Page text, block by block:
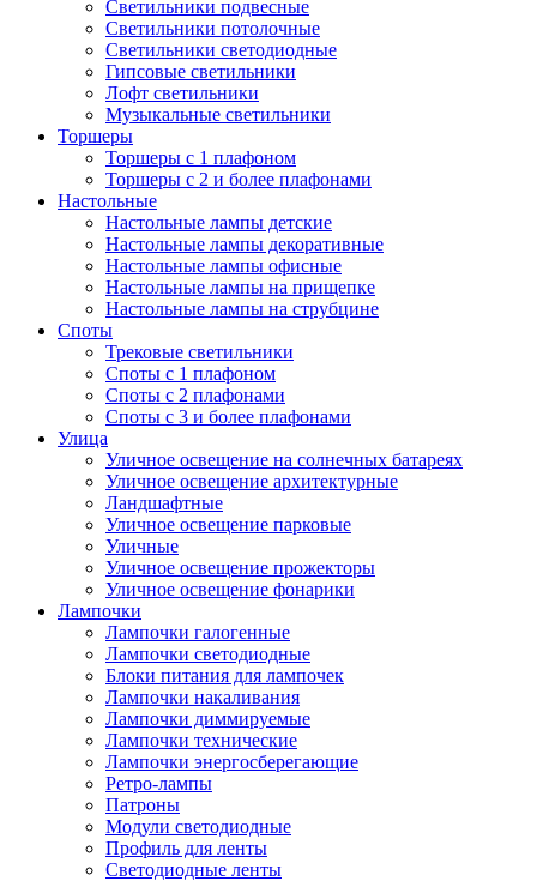
Светильники подвесные
Светильники потолочные
Светильники светодиодные
Гипсовые светильники
Лофт светильники
Музыкальные светильники
Торшеры
Торшеры с 1 плафоном
Торшеры с 2 и более плафонами
Настольные
Настольные лампы детские
Настольные лампы декоративные
Настольные лампы офисные
Настольные лампы на прищепке
Настольные лампы на струбцине
Споты
Трековые светильники
Споты с 1 плафоном
Споты с 2 плафонами
Споты с 3 и более плафонами
Улица
Уличное освещение на солнечных батареях
Уличное освещение архитектурные
Ландшафтные
Уличное освещение парковые
Уличные
Уличное освещение прожекторы
Уличное освещение фонарики
Лампочки
Лампочки галогенные
Лампочки светодиодные
Блоки питания для лампочек
Лампочки накаливания
Лампочки диммируемые
Лампочки технические
Лампочки энергосберегающие
Ретро-лампы
Патроны
Модули светодиодные
Профиль для ленты
Светодиодные ленты